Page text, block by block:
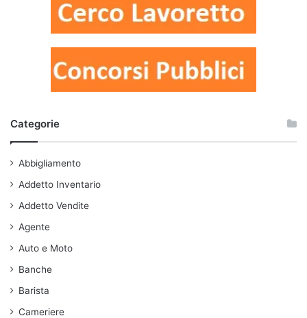
Categorie
Abbigliamento
Addetto Inventario
Addetto Vendite
Agente
Auto e Moto
Banche
Barista
Cameriere